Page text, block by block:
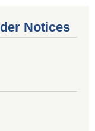
Notices